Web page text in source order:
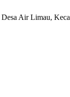
Air Limau,